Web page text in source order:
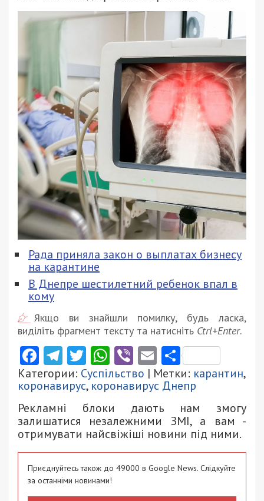
Рада приняла закон о выплатах бизнесу
на карантине
В Днепре шестилетний ребенок впал в
кому
Якщо ви знайшли помилку, будь ласка,
виділіть фрагмент тексту та натисніть Ctrl+Enter.
Facebook
Telegram
Twitter
WhatsApp
ViberEmail
Категории: Суспільство | Метки: карантин,
коронавирус, коронавирус Днепр
Рекламні блоки дають нам змогу
залишатися незалежними ЗМІ, а вам -
отримувати найсвіжіші новини під ними.
Приєднуйтесь також до 49000 в Google News. Слідкуйте
за останніми новинами!